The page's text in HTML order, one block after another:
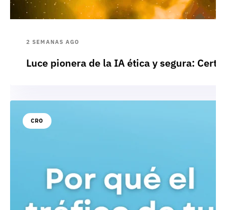
2 SEMANAS AGO
Luce pionera de la IA ética y segura:
CRO